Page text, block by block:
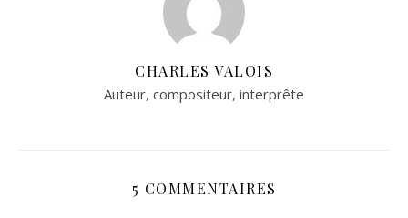
CHARLES VALOIS
Auteur, compositeur, interprête
5 COMMENTAIRES